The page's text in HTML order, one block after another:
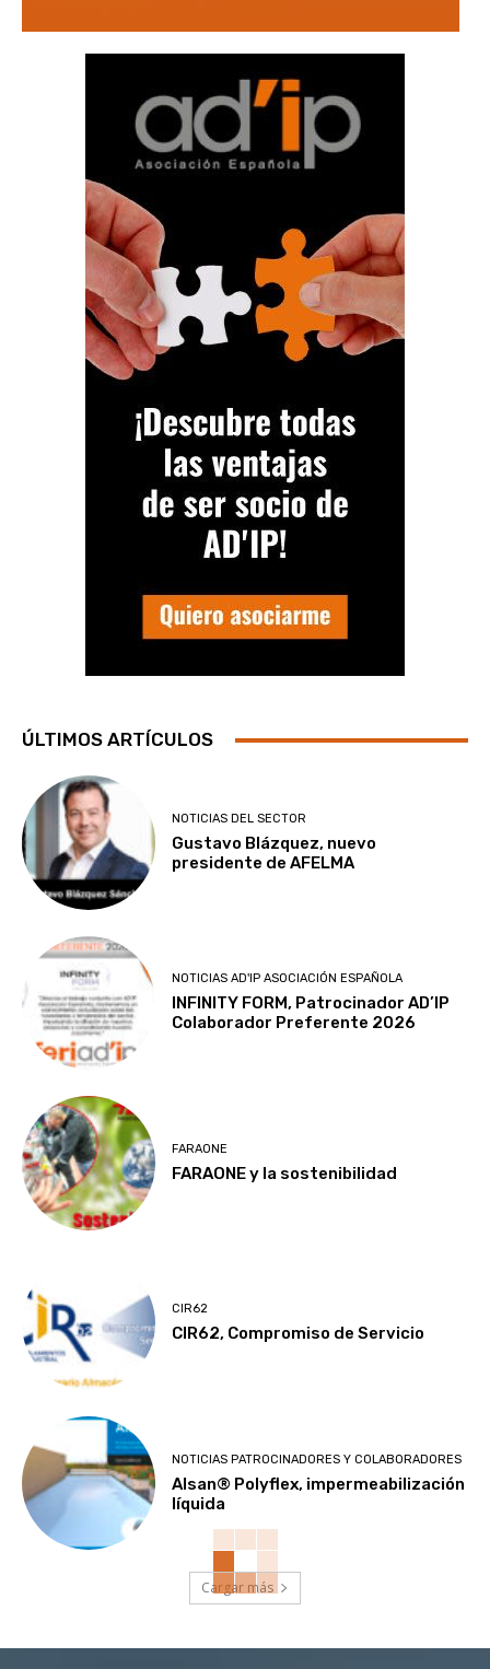
ÚLTIMOS ARTÍCULOS
NOTICIAS DEL SECTOR
Gustavo Blázquez, nuevo
presidente de AFELMA
NOTICIAS AD'IP ASOCIACIÓN ESPAÑOLA
INFINITY FORM, Patrocinador AD’IP
Colaborador Preferente 2026
FARAONE
FARAONE y la sostenibilidad
CIR62
CIR62, Compromiso de Servicio
NOTICIAS PATROCINADORES Y COLABORADORES
Alsan® Polyflex, impermeabilización
líquida
Cargar más